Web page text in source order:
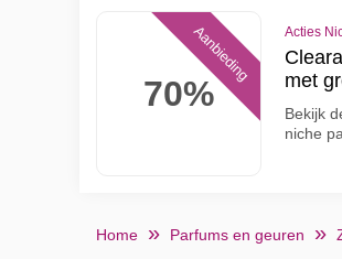
70%
Aanbieding Acties
met
Bekijk
niche
Home Parfums en geuren